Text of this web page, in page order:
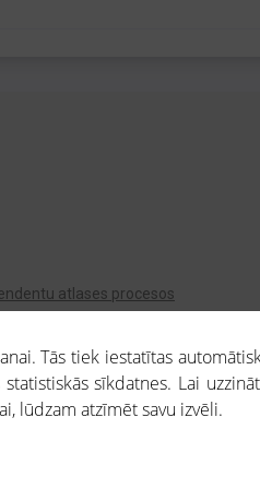
atlases procesos
nav juridiska spēka. Portāla lietotājs,
Tās tiek iestatītas
sīkdatnes. Lai
lūdzam atzīmēt savu izvēli.